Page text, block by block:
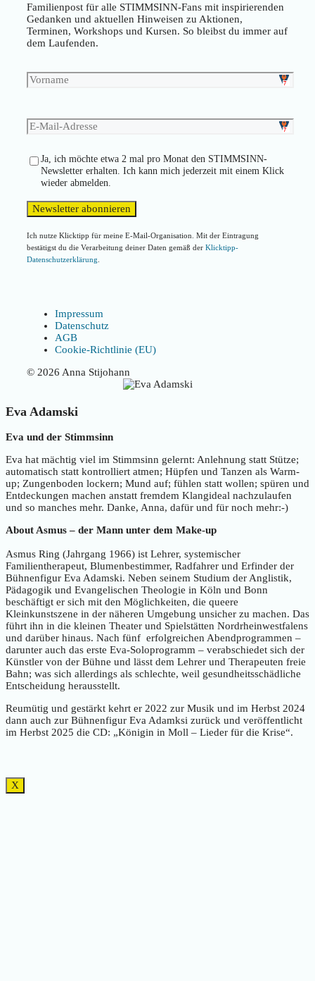
Familienpost für alle STIMMSINN-Fans mit inspirierenden
Gedanken und aktuellen Hinweisen zu Aktionen,
Terminen, Workshops und Kursen. So bleibst du immer auf
dem Laufenden.
Ja, ich möchte etwa 2 mal pro Monat den STIMMSINN-
Newsletter erhalten. Ich kann mich jederzeit mit einem Klick
wieder abmelden.
Ich nutze Klicktipp für meine E-Mail-Organisation. Mit der Eintragung
bestätigst du die Verarbeitung deiner Daten gemäß der Klicktipp-
Datenschutzerklärung
Impressum
Datenschutz
AGB
Cookie-Richtlinie (EU)
© 2026 Anna Stijohann
Eva Adamski
Eva und der Stimmsinn
Eva hat mächtig viel im Stimmsinn gelernt: Anlehnung statt Stütze;
automatisch statt kontrolliert atmen; Hüpfen und Tanzen als Warm-
up; Zungenboden lockern; Mund auf; fühlen statt wollen; spüren und
Entdeckungen machen anstatt fremdem Klangideal nachzulaufen
und so manches mehr. Danke, Anna, dafür und für noch mehr:-)
About Asmus – der Mann unter dem Make-up
Asmus Ring (Jahrgang 1966) ist Lehrer, systemischer
Familientherapeut, Blumenbestimmer, Radfahrer und Erfinder der
Bühnenfigur Eva Adamski. Neben seinem Studium der Anglistik,
Pädagogik und Evangelischen Theologie in Köln und Bonn
beschäftigt er sich mit den Möglichkeiten, die queere
Kleinkunstszene in der näheren Umgebung unsicher zu machen. Das
führt ihn in die kleinen Theater und Spielstätten Nordrheinwestfalens
und darüber hinaus. Nach fünf erfolgreichen Abendprogrammen –
darunter auch das erste Eva-Soloprogramm – verabschiedet sich der
Künstler von der Bühne und lässt dem Lehrer und Therapeuten freie
Bahn; was sich allerdings als schlechte, weil gesundheitsschädliche
Entscheidung herausstellt.
Reumütig und gestärkt kehrt er 2022 zur Musik und im Herbst 2024
dann auch zur Bühnenfigur Eva Adamksi zurück und veröffentlicht
im Herbst 2025 die CD: „Königin in Moll – Lieder für die Krise“.
X